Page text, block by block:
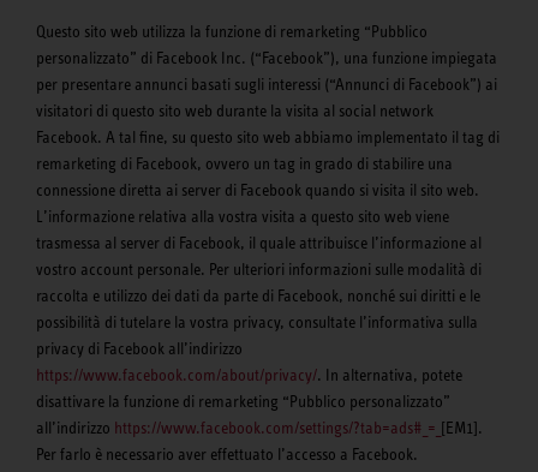
Questo sito web utilizza la funzione di remarketing “Pubblico
personalizzato” di Facebook Inc. (“Facebook”), una funzione impiegata
per presentare annunci basati sugli interessi (“Annunci di Facebook”) ai
visitatori di questo sito web durante la visita al social network
Facebook. A tal fine, su questo sito web abbiamo implementato il tag di
remarketing di Facebook, ovvero un tag in grado di stabilire una
connessione diretta ai server di Facebook quando si visita il sito web.
L’informazione relativa alla vostra visita a questo sito web viene
trasmessa al server di Facebook, il quale attribuisce l’informazione al
vostro account personale. Per ulteriori informazioni sulle modalità di
raccolta e utilizzo dei dati da parte di Facebook, nonché sui diritti e le
possibilità di tutelare la vostra privacy, consultate l’informativa sulla
privacy di Facebook all’indirizzo
https://www.facebook.com/about/privacy/. In alternativa, potete
disattivare la funzione di remarketing “Pubblico personalizzato”
all’indirizzo https://www.facebook.com/settings/?tab=ads#_=_ [EM1].
Per farlo è necessario aver effettuato l’accesso a Facebook.